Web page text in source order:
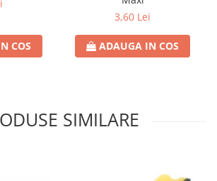
COS
3,60 Lei
ADAUGA IN COS
SIMILARE